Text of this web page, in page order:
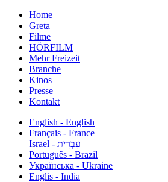
Home
Greta
Filme
HÖRFILM
Mehr Freizeit
Branche
Kinos
Presse
Kontakt
English - English
Français - France
עִבְרִית - Israel
Português - Brazil
Українська - Ukraine
Englis - India